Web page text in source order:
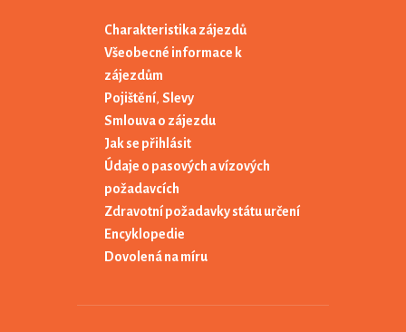
Charakteristika zájezdů
Všeobecné informace k
zájezdům
Pojištění, Slevy
Smlouva o zájezdu
Jak se přihlásit
Údaje o pasových a vízových
požadavcích
Zdravotní požadavky státu určení
Encyklopedie
Dovolená na míru